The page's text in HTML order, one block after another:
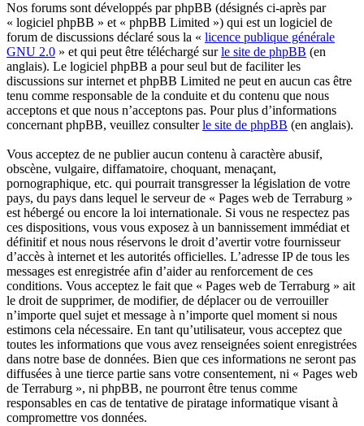
Nos forums sont développés par phpBB (désignés ci-après par
« logiciel phpBB » et « phpBB Limited ») qui est un logiciel de
forum de discussions déclaré sous la « licence publique générale
GNU 2.0 » et qui peut être téléchargé surle site de phpBB (en
anglais). Le logiciel phpBB a pour seul but de faciliter les
discussions sur internet et phpBB Limited ne peut en aucun cas être
tenu comme responsable de la conduite et du contenu que nous
acceptons et que nous n’acceptons pas. Pour plus d’informations
concernant phpBB, veuillez consulterle site de phpBB (en anglais).
Vous acceptez de ne publier aucun contenu à caractère abusif,
obscène, vulgaire, diffamatoire, choquant, menaçant,
pornographique, etc. qui pourrait transgresser la législation de votre
pays, du pays dans lequel le serveur de « Pages web de Terraburg »
est hébergé ou encore la loi internationale. Si vous ne respectez pas
ces dispositions, vous vous exposez à un bannissement immédiat et
définitif et nous nous réservons le droit d’avertir votre fournisseur
d’accès à internet et les autorités officielles. L’adresse IP de tous les
messages est enregistrée afin d’aider au renforcement de ces
conditions. Vous acceptez le fait que « Pages web de Terraburg » ait
le droit de supprimer, de modifier, de déplacer ou de verrouiller
n’importe quel sujet et message à n’importe quel moment si nous
estimons cela nécessaire. En tant qu’utilisateur, vous acceptez que
toutes les informations que vous avez renseignées soient enregistrées
dans notre base de données. Bien que ces informations ne seront pas
diffusées à une tierce partie sans votre consentement, ni « Pages web
de Terraburg », ni phpBB, ne pourront être tenus comme
responsables en cas de tentative de piratage informatique visant à
compromettre vos données.